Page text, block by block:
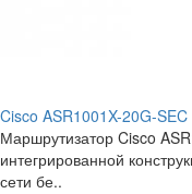
Cisco ASR1001X-20G-SEC
Маршрутизатор Cisco
интегрированной
сети бе..